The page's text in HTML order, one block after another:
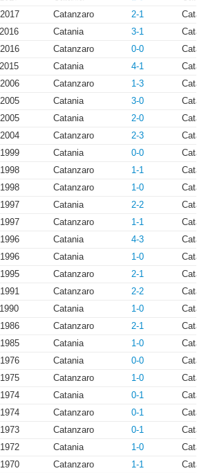
Catanzaro 2-1
Catania 3-1
Catanzaro 0-0
Catania 4-1
Catanzaro 1-3
Catania 3-0
Catania 2-0
Catanzaro 2-3
Catania 0-0
Catanzaro 1-1
Catanzaro 1-0
Catania 2-2
Catanzaro 1-1
Catania 4-3
Catania 1-0
Catanzaro 2-1
Catanzaro 2-2
Catania 1-0
Catanzaro 2-1
Catania 1-0
Catania 0-0
Catanzaro 1-0
Catania 0-1
Catanzaro 0-1
Catanzaro 0-1
Catania 1-0
Catanzaro 1-1